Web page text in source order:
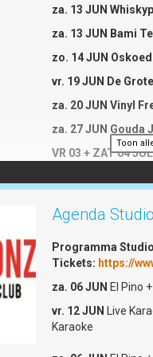
Datum:Woensdag
Zaal open: 20:00
Aanvang:20:30 uur
Entree:€25,-
Bekijk onze socials:
Facebookpagina
The
€25,-
Tickets bestellen
+€1,50
Eén van Europa’s
za. 13 JUN
za. 13 JUN Bami
zo. 14 JUN
vr. 19 JUN De
za. 20 JUN Vinyl
za. 27 JUN Gouda
VR 03 + ZAT 04
So What! is drie
staat een speciale
clubavond, je kan
tafeltje bijpraten of
onze huis-DJ's.
een
wordt bereid. So
Zie voor nadere
Toon
Agenda
Programma
Tickets: https://
za. 06 JUN El Pino
vr. 12 JUN
Live
Karaoke